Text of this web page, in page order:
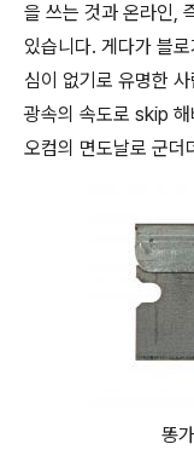
을 쓰는 것과 온라인,
있습니다. 게다가 블
심이 없기로 유명한
광속의 속도로 skip
오컴의 면도날로 군더
똥